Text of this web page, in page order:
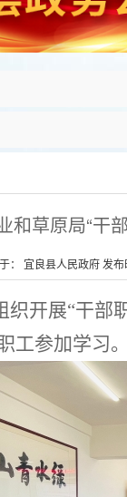
和草原局“干
： 宜良县人民政府 发
织开展“干部
工参加学习